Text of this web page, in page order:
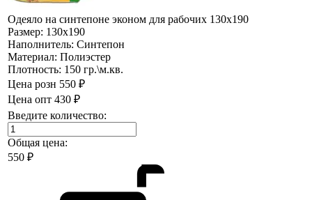
Одеяло на синтепоне эконом для рабочих 130х190
Размер: 130х190
Наполнитель: Синтепон
Материал: Полиэстер
Плотность: 150 гр.\м.кв.
Цена розн 550 ₽
Цена опт 430 ₽
Введите количество:
Общая цена:
550 ₽